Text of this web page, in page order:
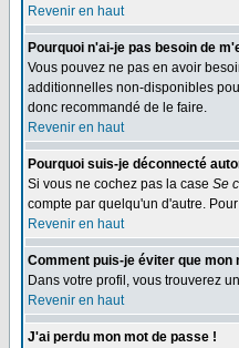
Revenir en haut
Pourquoi n'ai-je pas besoin de
Vous pouvez ne pas en avoir
additionnelles non-disponibles
donc recommandé de le faire.
Revenir en haut
Pourquoi suis-je déconnecté
Si vous ne cochez pas la case Se
compte par quelqu'un d'autre.
Revenir en haut
Comment puis-je éviter que
Dans votre profil, vous trouverez
Revenir en haut
J'ai perdu mon mot de passe !